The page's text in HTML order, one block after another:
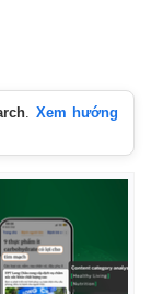
Multimedia
Infographic
. Xem hướng